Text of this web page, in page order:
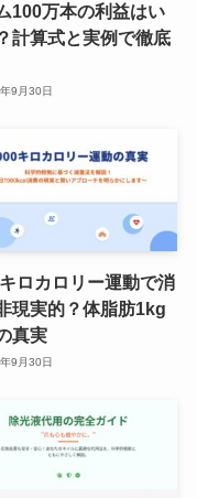
100万本の利益はい
計算式と実例で徹底
9月30日
ロカロリー運動で消
現実的？体脂肪1kg
真実
9月30日